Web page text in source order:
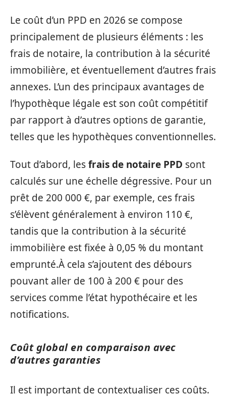
Le coût d’un PPD en 2026 se compose
principalement de plusieurs éléments : les
frais de notaire, la contribution à la sécurité
immobilière, et éventuellement d’autres frais
annexes. L’un des principaux avantages de
l’hypothèque légale est son coût compétitif
par rapport à d’autres options de garantie,
telles que les hypothèques conventionnelles.
Tout d’abord, lesfrais de notaire PPD sont
calculés sur une échelle dégressive. Pour un
prêt de 200 000 €, par exemple, ces frais
s’élèvent généralement à environ 110 €,
tandis que la contribution à la sécurité
immobilière est fixée à 0,05 % du montant
emprunté.À cela s’ajoutent des débours
pouvant aller de 100 à 200 € pour des
services comme l’état hypothécaire et les
notifications.
Coût global en comparaison avec
d’autres garanties
Il est important de contextualiser ces coûts.